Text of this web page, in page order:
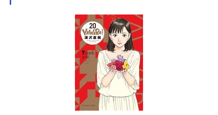
た。忍術学園のせいとは忍者のたま
ご、「忍たま」とよばれる。忍術学
園には、ナゾの天才忍者だった学園
長をはじめ、ユニークな先生や上級
生、ちょっと手ごわい「くの一教
室」の女の子たちや忍犬ヘムヘムな
どがいて、とってもにぎやか!乱太郎
たち三人組は、授業も試験も失敗ば
かり、いつもなぜかロクでもないこ
とになってしまう。りっぱな忍者に